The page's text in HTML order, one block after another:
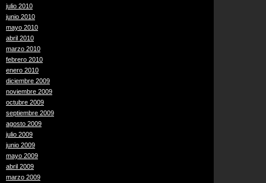
julio 2010
junio 2010
mayo 2010
abril 2010
marzo 2010
febrero 2010
enero 2010
diciembre 2009
noviembre 2009
octubre 2009
septiembre 2009
agosto 2009
julio 2009
junio 2009
mayo 2009
abril 2009
marzo 2009